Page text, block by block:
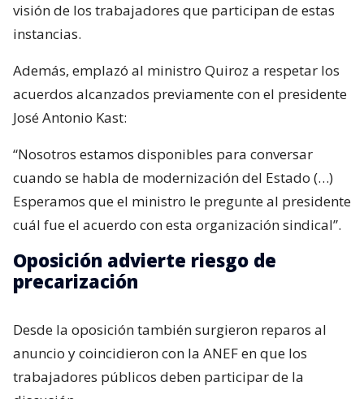
visión de los trabajadores que participan de estas
instancias.
Además, emplazó al ministro Quiroz a respetar los
acuerdos alcanzados previamente con el presidente
José Antonio Kast:
“Nosotros estamos disponibles para conversar
cuando se habla de modernización del Estado (…)
Esperamos que el ministro le pregunte al presidente
cuál fue el acuerdo con esta organización sindical”.
Oposición advierte riesgo de
precarización
Desde la oposición también surgieron reparos al
anuncio y coincidieron con la ANEF en que los
trabajadores públicos deben participar de la